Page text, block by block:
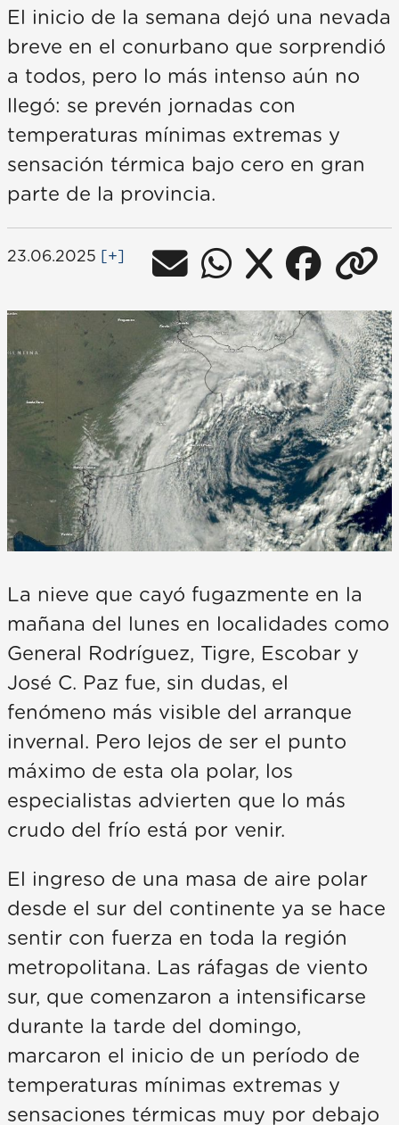
El inicio de la semana dejó una nevada
breve en el conurbano que sorprendió
a todos, pero lo más intenso aún no
llegó: se prevén jornadas con
temperaturas mínimas extremas y
sensación térmica bajo cero en gran
parte de la provincia.
23.06.2025 [+]
La nieve que cayó fugazmente en la
mañana del lunes en localidades como
General Rodríguez, Tigre, Escobar y
José C. Paz fue, sin dudas, el
fenómeno más visible del arranque
invernal. Pero lejos de ser el punto
máximo de esta ola polar, los
especialistas advierten que lo más
crudo del frío está por venir.
El ingreso de una masa de aire polar
desde el sur del continente ya se hace
sentir con fuerza en toda la región
metropolitana. Las ráfagas de viento
sur, que comenzaron a intensificarse
durante la tarde del domingo,
marcaron el inicio de un período de
temperaturas mínimas extremas y
sensaciones térmicas muy por debajo